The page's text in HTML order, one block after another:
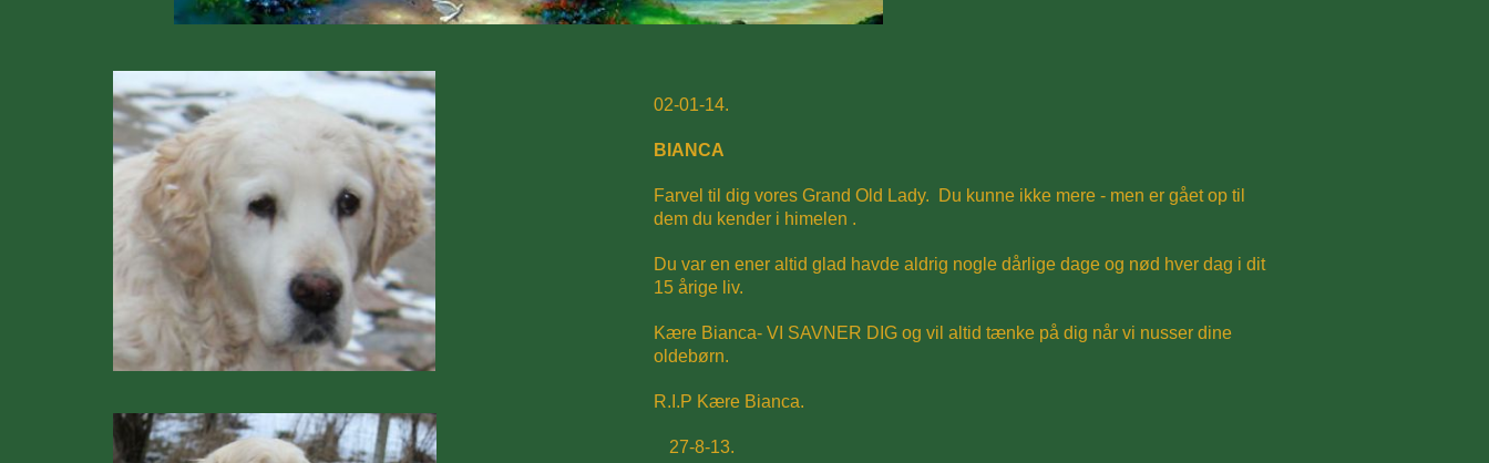
02-01-14.
BIANCA
Farvel til dig vores Grand Old Lady. Du kunne ikke mere - men er gået op til
dem du kender i himelen .
Du var en ener altid glad havde aldrig nogle dårlige dage og nød hver dag i dit
15 årige liv.
Kære Bianca- VI SAVNER DIG og vil altid tænke på dig når vi nusser dine
oldebørn.
R.I.P Kære Bianca.
27-8-13.